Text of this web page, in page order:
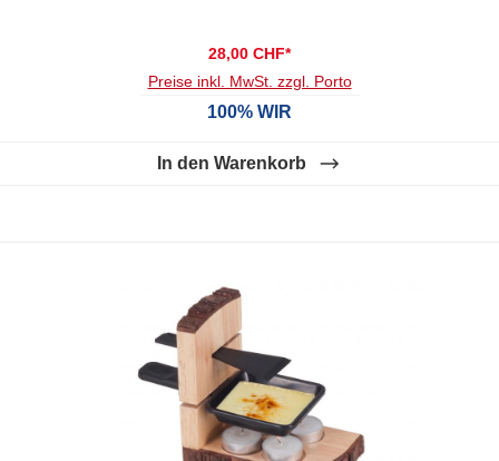
28,00 CHF*
Preise inkl. MwSt. zzgl. Porto
100% WIR
In den Warenkorb